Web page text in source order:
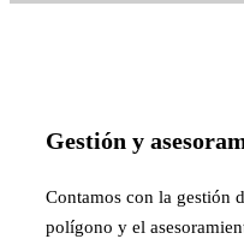
Gestión y
Contamos con la gestión
polígono y el